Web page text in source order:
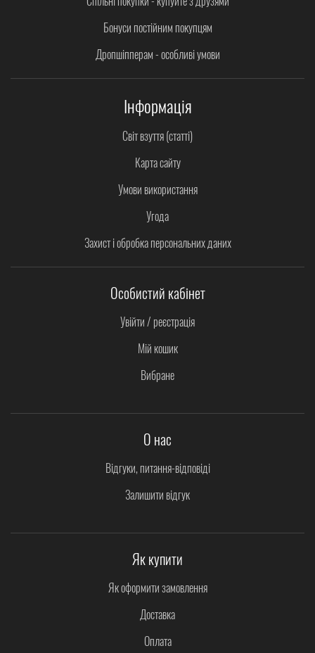
Бонуси постійним покупцям
Дропшіпперам - особливі умови
Інформація
Світ взуття (статті)
Карта сайту
Умови використання
Угода
Захист і обробка персональних даних
Особистий кабінет
Увійти / реєстрація
Мій кошик
Вибране
О нас
Відгуки, питання-відповіді
Залишити відгук
Як купити
Як оформити замовлення
Доставка
Оплата